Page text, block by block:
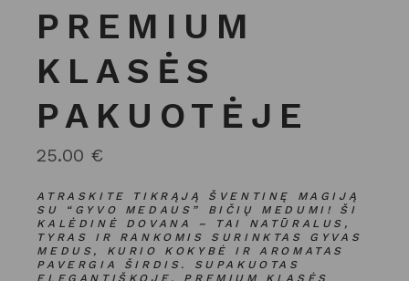
PREMIUM
KLASĖS
PAKUOTĖJE
25.00 €
ATRASKITE TIKRĄJĄ ŠVENTINĘ MAGIJĄ
SU “GYVO MEDAUS” BIČIŲ MEDUMI! ŠI
KALĖDINĖ DOVANA – TAI NATŪRALUS,
TYRAS IR RANKOMIS SURINKTAS GYVAS
MEDUS, KURIO KOKYBĖ IR AROMATAS
PAVERGIA ŠIRDIS. SUPAKUOTAS
ELEGANTIŠKOJE, PREMIUM KLASĖS